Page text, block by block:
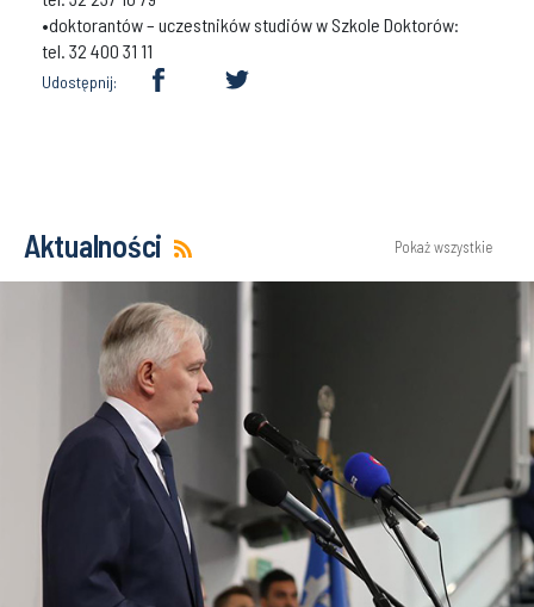
•doktorantów – uczestników studiów w Szkole Doktorów:
tel. 32 400 31 11
Udostępnij:
Aktualności Pokaż wszystkie